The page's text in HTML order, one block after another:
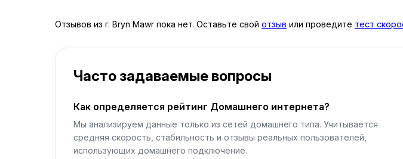
Отзывов из г. Bryn Mawr пока нет. Оставьте свой отзыв или проведите тест
Часто задаваемые вопросы
Как определяется рейтинг Домашнего интернета?
Мы анализируем данные только из сетей домашнего типа. Учитывается
средняя скорость, стабильность и отзывы реальных пользователей,
использующих домашнего подключение.